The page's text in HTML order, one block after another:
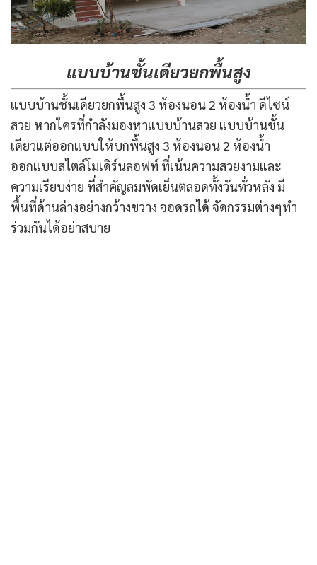
แบบบ้านชั้นเดียวยกพื้นสูง
แบบบ้านชั้นเดียวยกพื้นสูง 3 ห้องนอน 2 ห้องน้ำ ดีไซน์
สวย หากใครที่กำลังมองหาแบบบ้านสวย แบบบ้านชั้น
เดียวแต่ออกแบบให้บกพื้นสูง 3 ห้องนอน 2 ห้องน้ำ
ออกแบบสไตล์โมเดิร์นลอฟท์ ที่เน้นความสวยงามและ
ความเรียบง่าย ที่สำคัญลมพัดเย็นตลอดทั้งวันทั่วหลัง มี
พื้นที่ด้านล่างอย่างกว้างขวาง จอดรถได้ จัดกรรมต่างๆทำ
ร่วมกันได้อย่าสบาย